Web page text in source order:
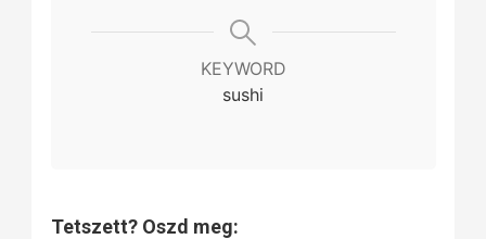
KEYWORD
sushi
Tetszett? Oszd meg: